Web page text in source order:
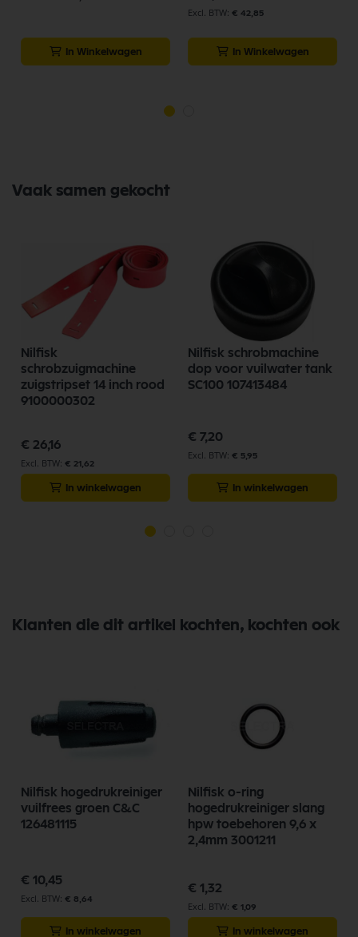
In Winkelwagen
€ 42,85
In Winkelwagen
Vaak samen gekocht
Nilfisk
schrobzuigmachine
zuigstripset 14 inch rood
9100000302
€ 26,16
€ 21,62
In winkelwagen
Nilfisk schrobmachine
dop voor vuilwater tank
SC100 107413484
€ 7,20
€ 5,95
In winkelwagen
Klanten die dit artikel kochten, kochten ook
Nilfisk hogedrukreiniger
vuilfrees groen C&C
126481115
€ 10,45
€ 8,64
In winkelwagen
Nilfisk o-ring
hogedrukreiniger slang
hpw toebehoren 9,6 x
2,4mm 3001211
€ 1,32
€ 1,09
In winkelwagen